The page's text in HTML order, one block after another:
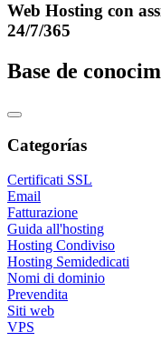
Web Hosting con
24/7/365
Base de
Categorías
Certificati SSL
Email
Fatturazione
Guida all'hosting
Hosting Condiviso
Hosting Semidedicati
Nomi di dominio
Prevendita
Siti web
VPS